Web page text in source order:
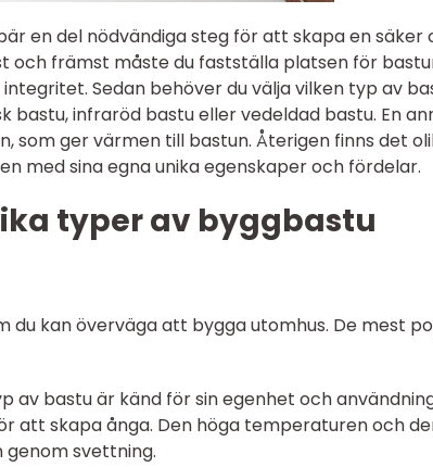
en del nödvändiga steg för att skapa en säker
och främst måste du fastställa platsen för
Sedan behöver du välja vilken typ av
bastu, infraröd bastu eller vedeldad bastu. En
som ger värmen till bastun. Återigen finns det
med sina egna unika egenskaper och fördelar.
typer av byggbastu
du kan överväga att bygga utomhus. De mest
av bastu är känd för sin egenhet och
att skapa ånga. Den höga temperaturen och
svettning.